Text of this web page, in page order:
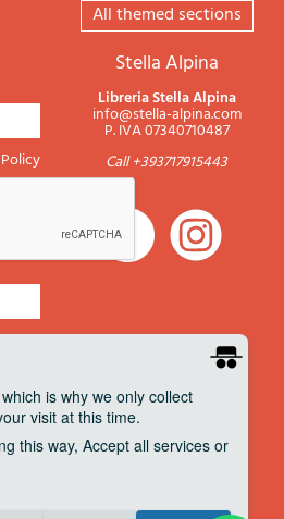
All themed sections
Stella Alpina
Libreria Stella Alpina
info@stella-alpina.com
P. IVA 07340710487
Call +393717915443
is why we only collect
visit at this time.
this way, Accept all services or